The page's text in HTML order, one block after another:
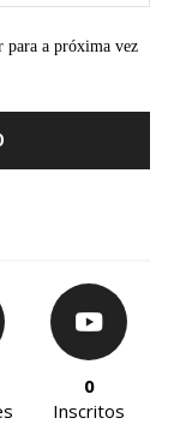
para a próxima vez
0
Inscritos